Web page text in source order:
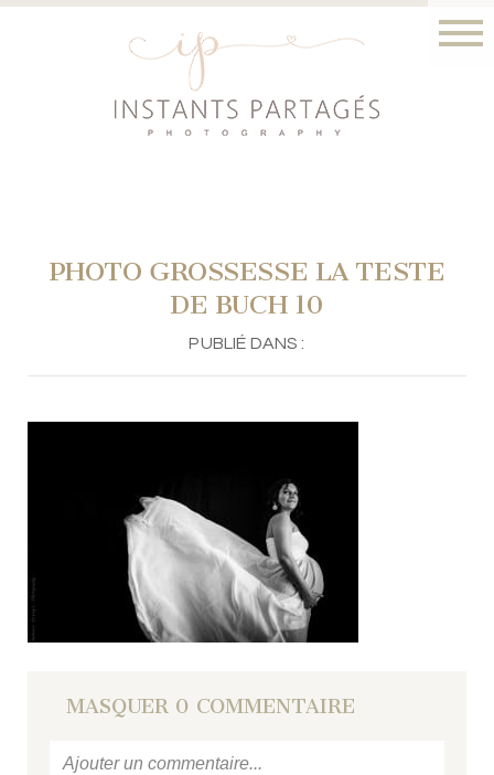
PHOTO GROSSESSE LA TESTE
DE BUCH 10
PUBLIÉ DANS :
MASQUER 0 COMMENTAIRE
Ajouter un commentaire...